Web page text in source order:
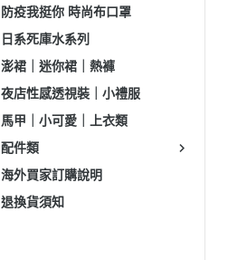
防疫我挺你 時尚布口罩
日系死庫水系列
澎裙｜迷你裙｜熱褲
夜店性感透視裝｜小禮服
馬甲｜小可愛｜上衣類
配件類
海外買家訂購說明
退換貨須知